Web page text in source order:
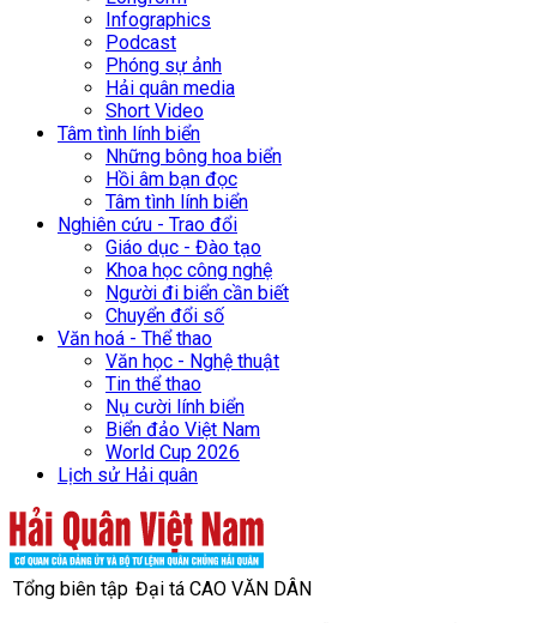
Infographics
Podcast
Phóng sự ảnh
Hải quân media
Short Video
Tâm tình lính biển
Những bông hoa biển
Hồi âm bạn đọc
Tâm tình lính biển
Nghiên cứu - Trao đổi
Giáo dục - Đào tạo
Khoa học công nghệ
Người đi biển cần biết
Chuyển đổi số
Văn hoá - Thể thao
Văn học - Nghệ thuật
Tin thể thao
Nụ cười lính biển
Biển đảo Việt Nam
World Cup 2026
Lịch sử Hải quân
Tổng biên tập Đại tá CAO VĂN DÂN